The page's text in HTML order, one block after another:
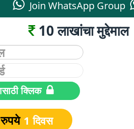
Join WhatsApp Group
10 लाखांचा मुद्देमाल
संपूर्ण बातमी वाचण्यासाठी क्लिक
रुपये 1 दिवस